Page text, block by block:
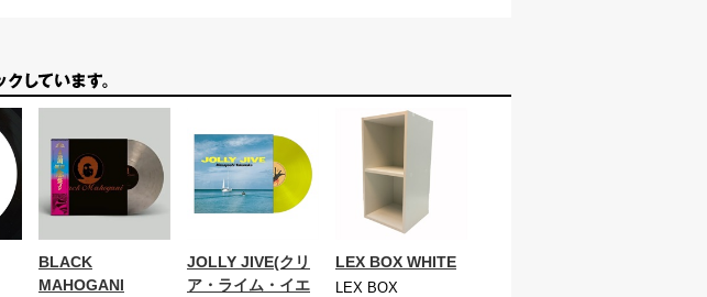
BLACK
MAHOGANI
JOLLY JIVE(クリ
ア・ライム・イエ
LEX BOX WHITE
LEX BOX